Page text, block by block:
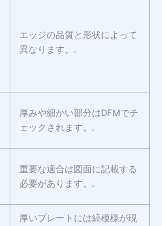
エッジの品質と形状によって
異なります。.
厚みや細かい部分はDFMでチ
ェックされます。.
重要な適合は図面に記載する
必要があります。.
厚いプレートには縞模様が現